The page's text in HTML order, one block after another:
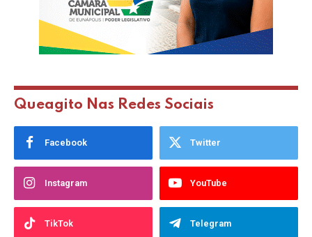
Queagito Nas Redes Sociais
Facebook Twitter
Instagram YouTube
TikTok Telegram